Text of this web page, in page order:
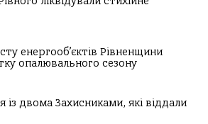
енергооб’єктів Рівненщини
опалювального сезону
із двома Захисниками, які віддали